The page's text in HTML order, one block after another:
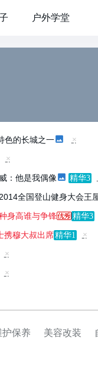
户外学堂
色的长城之一
帖
藏
置
帖
：他是我偶像 精华3
全国登山健身大会王
身高谁与争锋 精华3
携穆大叔出席精华1
置
帖
护保养 美容改装